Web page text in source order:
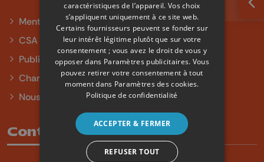
Mentions légales
CSA
Publicité
Charte sur l'égalité et la diversité
Nous contacter
Contact
caractéristiques de l’appareil. Vos choix
s’appliquent uniquement à ce site web.
Certains fournisseurs peuvent se fonder sur
leur intérêt légitime plutôt que sur votre
consentement ; vous avez le droit de vous y
opposer dans Paramètres publicitaires. Vous
pouvez retirer votre consentement à tout
moment dans Paramètres des cookies.
Politique de confidentialité
ACCEPTER & FERMER
REFUSER TOUT